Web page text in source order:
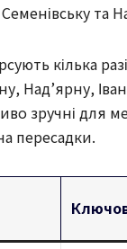
та
кілька
Над’ярну,
зручні для
пересадки.